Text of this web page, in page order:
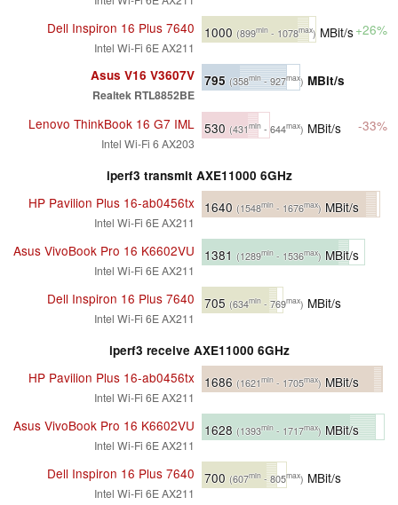
Dell Inspiron 16 Plus 7640
Intel Wi-Fi 6E AX211
1000 (899min - 1078max) MBit/s+26%
Asus V16 V3607V
Realtek RTL8852BE
795 (358min- 927max) MBit/s
Lenovo ThinkBook 16 G7 IML
Intel Wi-Fi 6 AX203
530 (431min - 644max) MBit/s -33%
iperf3 transmit AXE11000 6GHz
HP Pavilion Plus 16-ab0456tx
Intel Wi-Fi 6E AX211
1640 (1548min - 1676max) MBit/s
Asus VivoBook Pro 16 K6602VU
Intel Wi-Fi 6E AX211
1381 (1289min - 1536max) MBit/s
Dell Inspiron 16 Plus 7640
Intel Wi-Fi 6E AX211
705 (634min - 769max) MBit/s
iperf3 receive AXE11000 6GHz
HP Pavilion Plus 16-ab0456tx
Intel Wi-Fi 6E AX211
1686 (1621min - 1705max) MBit/s
Asus VivoBook Pro 16 K6602VU
Intel Wi-Fi 6E AX211
1628 (1393min - 1717max) MBit/s
Dell Inspiron 16 Plus 7640
Intel Wi-Fi 6E AX211
700 (607min - 805max) MBit/s